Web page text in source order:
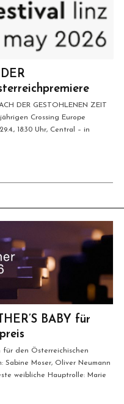
DER GESTOHLENEN ZEIT
Crossing Europe
18:30 Uhr, Central – in
BABY für
für den Österreichischen
Sabine Moser, Oliver Neumann
weibliche Hauptrolle: Marie